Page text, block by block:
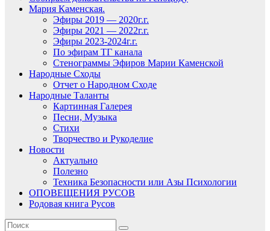
Мария Каменская.
Эфиры 2019 — 2020г.г.
Эфиры 2021 — 2022г.г.
Эфиры 2023-2024г.г.
По эфирам ТГ канала
Стенограммы Эфиров Марии Каменской
Народные Сходы
Отчет о Народном Сходе
Народные Таланты
Картинная Галерея
Песни, Музыка
Стихи
Творчество и Рукоделие
Новости
Актуально
Полезно
Техника Безопасности или Азы Психологии
ОПОВЕЩЕНИЯ РУСОВ
Родовая книга Русов